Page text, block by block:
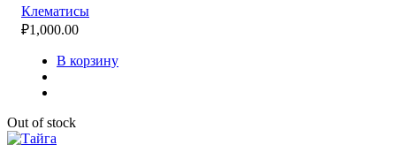
Клематисы
₽1,000.00
В корзину
Out of stock